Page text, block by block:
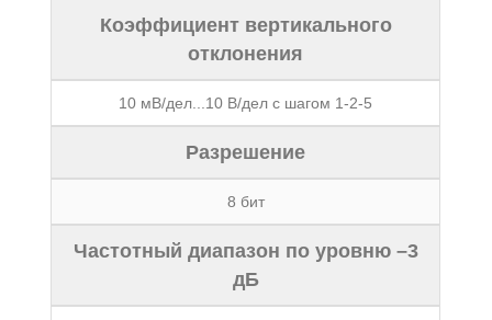
Коэффициент вертикального
отклонения
10 мВ/дел...10 В/дел с шагом 1-2-5
Разрешение
8 бит
Частотный диапазон по уровню –3
дБ